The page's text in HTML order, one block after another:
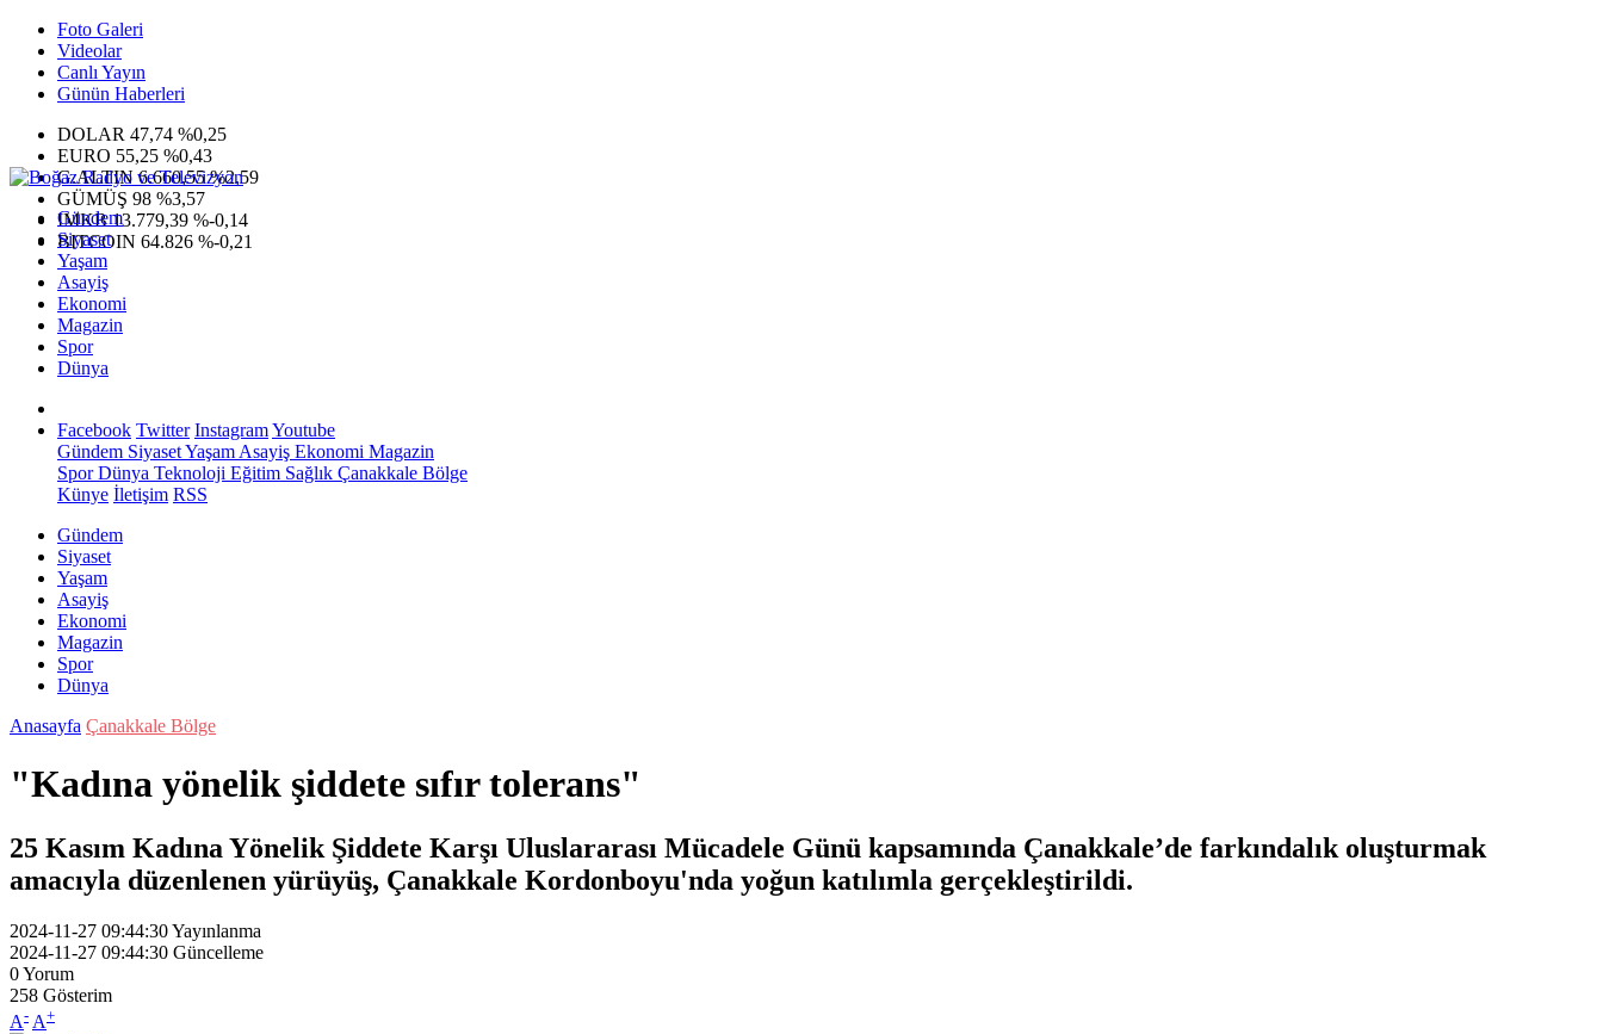
Foto Galeri
Videolar
Canlı Yayın
Günün Haberleri
DOLAR 47,74 %0,25
EURO 55,25 %0,43
G.ALTIN6.660,55 %2,59
GÜMÜŞ 98 %3,57
IMKB13.779,39 %-0,14
BITCOIN 64.826 %-0,21
Gündem
Siyaset
Yaşam
Asayiş
Ekonomi
Magazin
Spor
Dünya
Facebook Twitter InstagramYoutube
Gündem SiyasetYaşam Asayiş Ekonomi Magazin
SporDünya Teknoloji Eğitim Sağlık Çanakkale Bölge
Künye İletişim RSS
Gündem
Siyaset
Yaşam
Asayiş
Ekonomi
Magazin
Spor
Dünya
Anasayfa Çanakkale Bölge
"Kadına yönelik şiddete sıfır tolerans"
25 Kasım Kadına Yönelik Şiddete Karşı Uluslararası Mücadele Günü kapsamında Çanakkale’de farkındalık oluşturmak
amacıyla düzenlenen yürüyüş, Çanakkale Kordonboyu'nda yoğun katılımla gerçekleştirildi.
2024-11-27 09:44:30Yayınlanma
2024-11-27 09:44:30 Güncelleme
0Yorum
258 Gösterim
A- A+